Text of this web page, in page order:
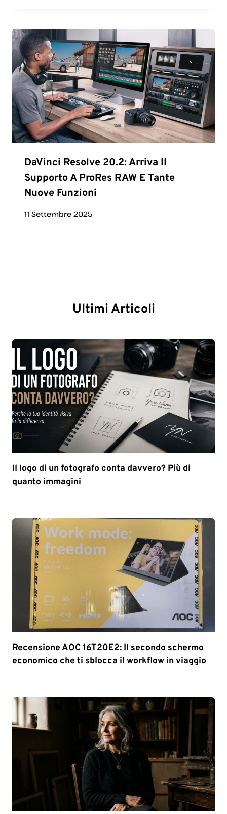
DaVinci Resolve 20.2: Arriva Il
Supporto A ProRes RAW E Tante
Nuove Funzioni
11 Settembre 2025
Ultimi Articoli
Il logo di un fotografo conta davvero? Più di
quanto immagini
Recensione AOC 16T20E2: Il secondo schermo
economico che ti sblocca il workflow in viaggio